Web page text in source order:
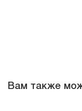
Вам также